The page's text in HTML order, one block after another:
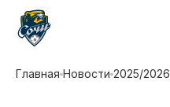
Главная Новости 2025/2026